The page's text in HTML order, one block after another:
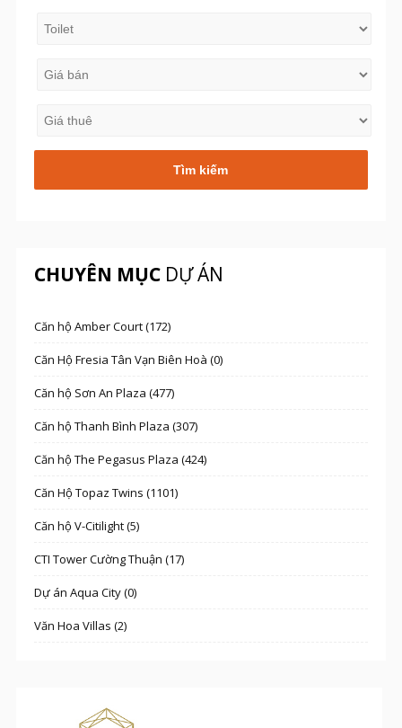
CHUYÊN MỤCDỰ ÁN
Căn hộ Amber Court (172)
Căn Hộ Fresia Tân Vạn Biên Hoà (0)
Căn hộ Sơn An Plaza (477)
Căn hộ Thanh Bình Plaza (307)
Căn hộ The Pegasus Plaza (424)
Căn Hộ Topaz Twins (1101)
Căn hộ V-Citilight (5)
CTI Tower Cường Thuận (17)
Dự án Aqua City (0)
Văn Hoa Villas (2)